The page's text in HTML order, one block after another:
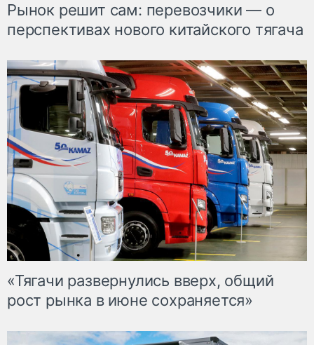
Рынок решит сам: перевозчики — о
перспективах нового китайского тягача
«Тягачи развернулись вверх, общий
рост рынка в июне сохраняется»